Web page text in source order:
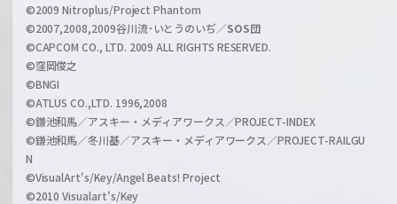
l
©2009 Nitroplus/Project Phantom
©2007,2008,2009谷川流･いとうのいぢ／SOS団
©CAPCOM CO., LTD. 2009 ALL RIGHTS RESERVED.
©窪岡俊之
©BNGI
©ATLUS CO.,LTD. 1996,2008
©鎌池和馬／アスキー・メディアワークス／PROJECT-INDEX
©鎌池和馬／冬川基／アスキー・メディアワークス／PROJECT-RAILGU
N
©VisualArt's/Key/Angel Beats! Project
©2010 Visualart's/Key